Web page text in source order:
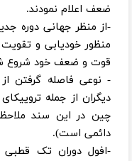
ضعف اعلام نمودند.
-از منظر جهانی دوره
منظور خودیابی و تقویت
قوت و ضعف خود شروع
- نوعی فاصله گرفتن
دیگران از جمله
چین در این سند
دائمی است).
-افول دوران تک قطبی